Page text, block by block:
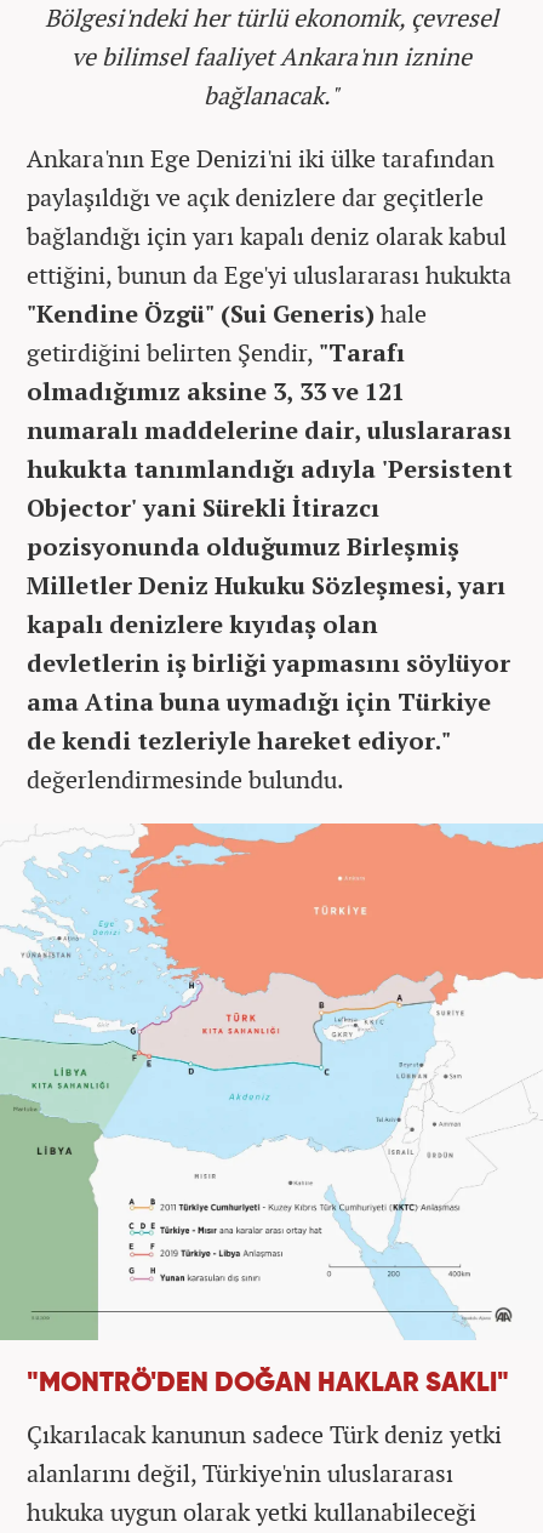
Bölgesi'ndeki her türlü ekonomik, çevresel
ve bilimsel faaliyet Ankara'nın iznine
bağlanacak."
Ankara'nın Ege Denizi'ni iki ülke tarafından
paylaşıldığı ve açık denizlere dar geçitlerle
bağlandığı için yarı kapalı deniz olarak kabul
ettiğini, bunun da Ege'yi uluslararası hukukta
"Kendine Özgü" (Sui Generis) hale
getirdiğini belirten Şendir, "Tarafı
olmadığımız aksine 3, 33 ve 121
numaralı maddelerine dair, uluslararası
hukukta tanımlandığı adıyla 'Persistent
Objector' yani Sürekli İtirazcı
pozisyonunda olduğumuz Birleşmiş
Milletler Deniz Hukuku Sözleşmesi, yarı
kapalı denizlere kıyıdaş olan
devletlerin iş birliği yapmasını söylüyor
ama Atina buna uymadığı için Türkiye
de kendi tezleriyle hareket ediyor."
değerlendirmesinde bulundu.
"MONTRÖ'DEN DOĞAN HAKLAR SAKLI"
Çıkarılacak kanunun sadece Türk deniz yetki
alanlarını değil, Türkiye'nin uluslararası
hukuka uygun olarak yetki kullanabileceği